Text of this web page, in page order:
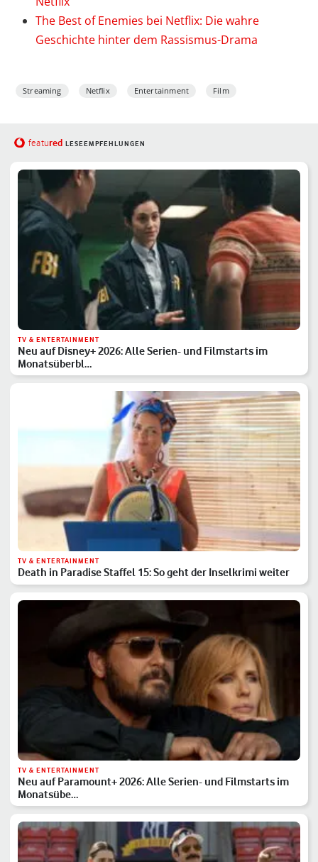
The Best of Enemies bei Netflix: Die wahre
Geschichte hinter dem Rassismus-Drama
Streaming Netflix Entertainment Film
featured LESEEMPFEHLUNGEN
TV & ENTERTAINMENT
Neu auf Disney+ 2026: Alle Serien- und Filmstarts im
Monatsüberbl…
TV & ENTERTAINMENT
Death in Paradise Staffel 15: So geht der Inselkrimi weiter
TV & ENTERTAINMENT
Neu auf Paramount+ 2026: Alle Serien- und Filmstarts im
Monatsübe…